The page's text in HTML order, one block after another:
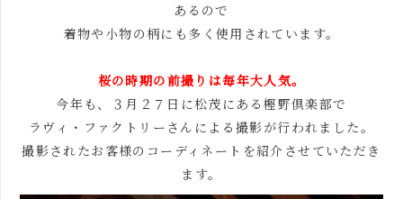
あるので
着物や小物の柄にも多く使用されています。
桜の時期の前撮りは毎年大人気。
今年も、３月２７日に松茂にある樫野倶楽部で
ラヴィ・ファクトリーさんによる撮影が行われました。
撮影されたお客様のコーディネートを紹介させていただき
ます。